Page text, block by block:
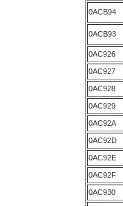
0ACB94
0ACB93
0AC926
0AC927
0AC928
0AC929
0AC92A
0AC92D
0AC92E
0AC92F
0AC930